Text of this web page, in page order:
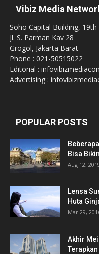
Vibiz Media
Soho Capital Building, 19th
Jl. S. Parman Kav 28
Grogol, Jakarta Barat
Phone : 021-50515022
Editorial :
Advertising :
POPULAR POSTS
Bisa
Aug 12, 2019
Lensa
Huta
Mar 29,
Akhir